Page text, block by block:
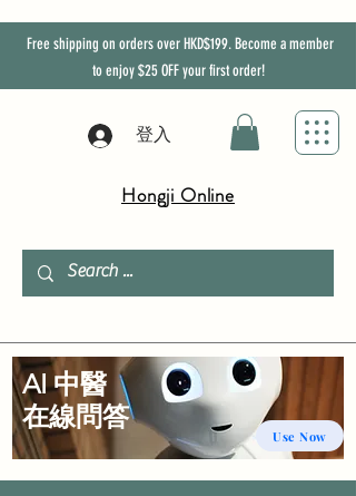
Free shipping on orders over HKD$199. Become a member
to enjoy$25 OFFyour first order!
登入
Hongji Online
Use Now
AI 中醫
​在線問答